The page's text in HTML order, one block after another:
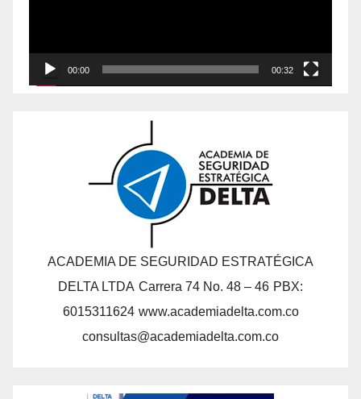
00:00 00:32
ACADEMIA DE SEGURIDAD ESTRATÉGICA
DELTA LTDA Carrera 74 No. 48 – 46 PBX:
6015311624 www.academiadelta.com.co
consultas@academiadelta.com.co